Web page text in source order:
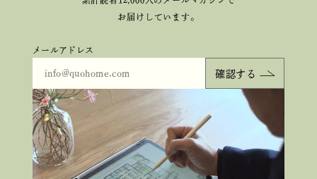
お届けしています。
メールアドレス